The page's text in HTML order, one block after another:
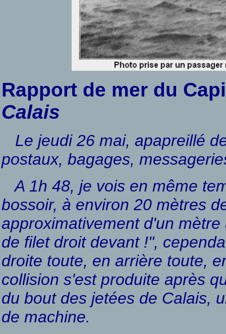
Rapport de mer du
Calais
Le jeudi 26 mai, apapreillé
postaux, bagages,
A 1h 48, je vois en même
bossoir, à environ 20 mètres
approximativement d'un
de filet droit devant !",
droite toute, en arrière toute,
collision s'est produite après
du bout des jetées de Calais,
de machine.